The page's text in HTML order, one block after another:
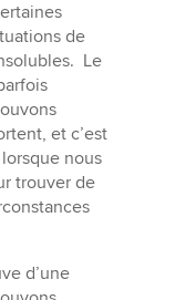
de
Le
et c’est
nous
trouver de
d’une